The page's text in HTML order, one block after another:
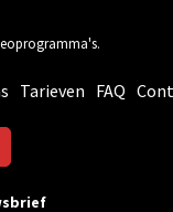
Tarieven FAQ